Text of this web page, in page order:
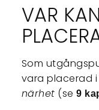
VAR
Som
vara placerad
närhet (se9